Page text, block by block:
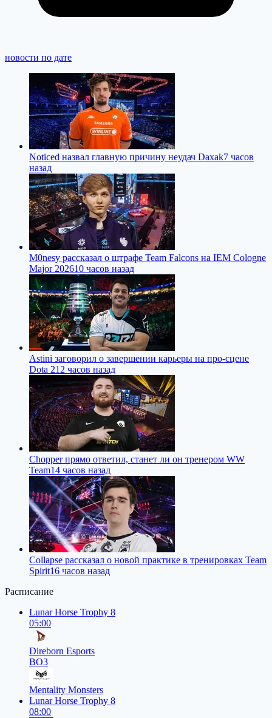
новости по дате
Noticed назвал главную причину неудач Daxak7 часов
назад
M0nesy рассказал о штрафе Team Falcons на IEM Cologne
Major 202610 часов назад
Astini заговорил о завершении карьеры на про-сцене
Dota 212 часов назад
Chopper прямо ответил, станет ли он тренером WW
Team14 часов назад
Collapse рассказал о новой практике в тренировках Team
Spirit16 часов назад
Расписание
Lunar Horse Trophy 8
05:00
Direborn Esports
BO3
Mentality Monsters
Lunar Horse Trophy 8
08:00